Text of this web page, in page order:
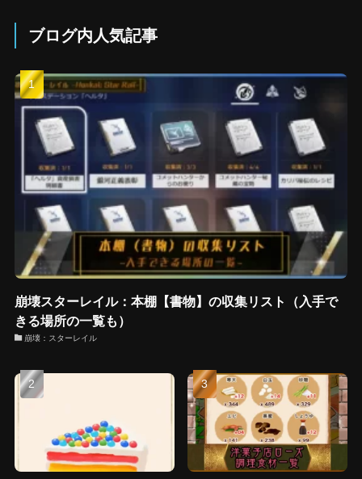
ブログ内人気記事
崩壊スターレイル：本棚【書物】の収集リスト（入手で
きる場所の一覧も）
崩壊：スターレイル